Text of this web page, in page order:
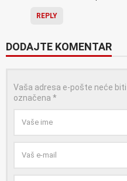
REPLY
DODAJTE KOMENTAR
Vaša adresa e-pošte neće biti
označena *